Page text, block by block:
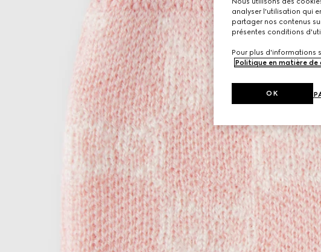
analyser l'utilisation qui
partager nos contenus
présentes conditions
Pour plus d'informations
Politique en matière de
OK